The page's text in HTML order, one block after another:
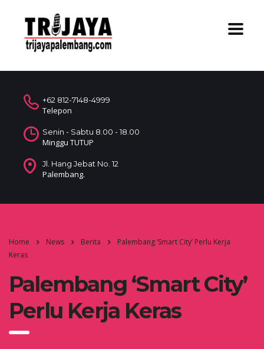
+62 812-7148-4999
Telepon
Senin - Sabtu 8.00 - 18.00
Minggu TUTUP
Jl. Hang Jebat No. 12
Palembang.
Home News Berita
Palembang ‘Smart City’ Perlu Kerja
Keras
Palembang ‘Smart City’
Perlu Kerja Keras